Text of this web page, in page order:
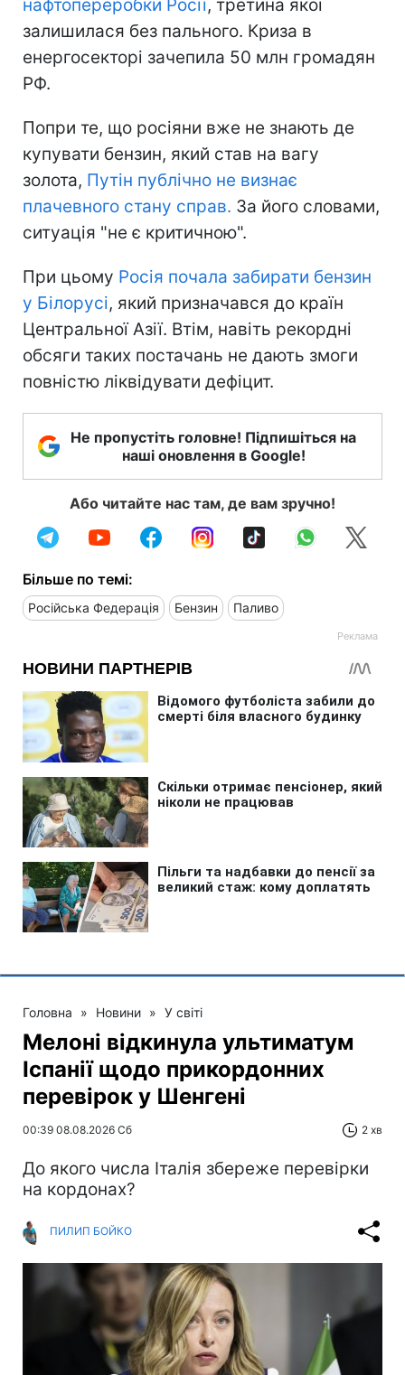
нафтопереробки Росії, третина якої
залишилася без пального. Криза в
енергосекторі зачепила 50 млн громадян
РФ.
Попри те, що росіяни вже не знають де
купувати бензин, який став на вагу
золота, Путін публічно не визнає
плачевного стану справ. За його словами,
ситуація "не є критичною".
При цьому Росія почала забирати бензин
у Білорусі, який призначався до країн
Центральної Азії. Втім, навіть рекордні
обсяги таких постачань не дають змоги
повністю ліквідувати дефіцит.
Не пропустіть головне! Підпишіться на
наші оновлення в Google!
Або читайте нас там, де вам зручно!
Більше по темі:
Російська Федерація Бензин Паливо
Головна » Новини » У світі
Мелоні відкинула ультиматум
Іспанії щодо прикордонних
перевірок у Шенгені
00:39 08.08.2026 Сб 2 хв
До якого числа Італія збереже перевірки
на кордонах?
ПИЛИП БОЙКО